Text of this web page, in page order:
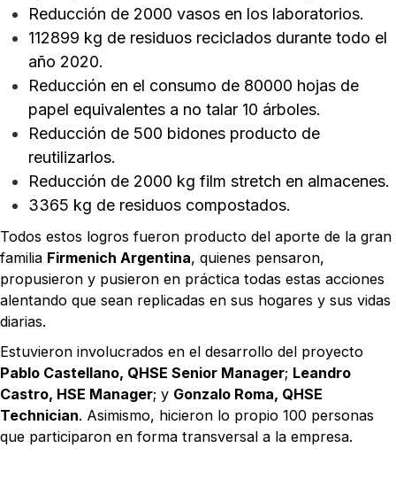
Reducción de 2000 vasos en los laboratorios.
112899 kg de residuos reciclados durante todo el
año 2020.
Reducción en el consumo de 80000 hojas de
papel equivalentes a no talar 10 árboles.
Reducción de 500 bidones producto de
reutilizarlos.
Reducción de 2000 kg film stretch en almacenes.
3365 kg de residuos compostados.
Todos estos logros fueron producto del aporte de la gran
familia Firmenich Argentina, quienes pensaron,
propusieron y pusieron en práctica todas estas acciones
alentando que sean replicadas en sus hogares y sus vidas
diarias.
Estuvieron involucrados en el desarrollo del proyecto
Pablo Castellano, QHSE Senior Manager; Leandro
Castro, HSE Manager; y Gonzalo Roma, QHSE
Technician. Asimismo, hicieron lo propio 100 personas
que participaron en forma transversal a la empresa.